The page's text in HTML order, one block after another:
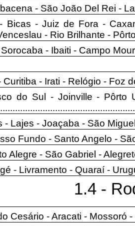
- São João Del Rei -
Bicas - Juiz de Fora -
- Rio Brilhante -
- Ibaiti - Campo
- Irati - Relógio - Foz
do Sul - Joinville - Pôrto
- Lajes - Joaçaba - São
Fundo - Santo Angelo -
Alegre - São Gabriel -
- Livramento - Quaraí -
1.4 -
Cesário - Aracati - Mossoró -